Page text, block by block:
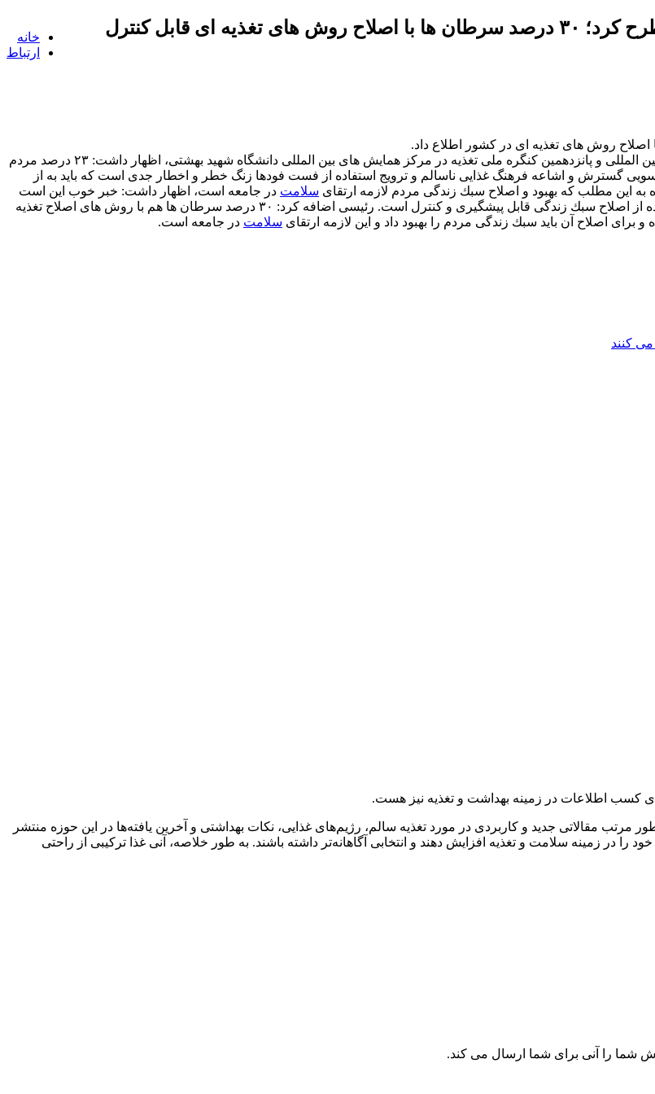
خانه
ارتباط
معاون وزیر بهداشت مطرح كرد؛ ۳۰ درصد سرطان ها با اصلاح روش های تغذیه ای قابل كنترل
به نقل از مهر، علیرضا رئیسی، روز چهارشنبه در سومین كنگره بین المللی و پانزدهمین كنگره ملی تغذیه در مركز همایش های بین المللی دانشگاه شهید بهشتی، اظهار داشت: ۲۳ درصد مردم
گسترش و اشاعه فرهنگ غذایی ناسالم و ترویج استفاده از فست فودها زنگ خطر و اخطار جدی است كه باید به از
به این مطلب كه بهبود و اصلاح سبك زندگی مردم لازمه ارتقای سلامت در جامعه است، اظهار داشت: خبر خوب این است
كه بیشتر از ۷۰ درصد از بیماری های قلبی و عروقی، دیابت و دیابت تیپ دو با استفاده از اصلاح سبك زندگی قابل پیشگیری و كنترل است. رئیسی اضافه كرد: ۳۰ درصد سرطان ها هم با روش های اصلاح تغذیه
برای اصلاح آن باید سبك زندگی مردم را بهبود داد و این لازمه ارتقای سلامت در جامعه است.
می كنند
مقالاتی جدید و کاربردی در مورد تغذیه سالم، رژیم‌های غذایی، نکات بهداشتی و آخرین یافته‌ها در این حوزه منتشر
را در زمینه سلامت و تغذیه افزایش دهند و انتخابی آگاهانه‌تر داشته باشند. به طور خلاصه، آنی غذا ترکیبی از راحتی
شما را آنی برای شما ارسال می كند.